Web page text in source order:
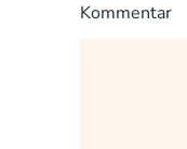
Kommentar